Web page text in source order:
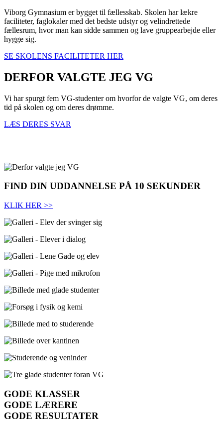
Viborg Gymnasium er bygget til fællesskab. Skolen har lækre
faciliteter, faglokaler med det bedste udstyr og velindrettede
fællesrum, hvor man kan sidde sammen og lave gruppearbejde eller
hygge sig.
SE SKOLENS FACILITETER HER
DERFOR VALGTE JEG VG
Vi har spurgt fem VG-studenter om hvorfor de valgte VG, om deres
tid på skolen og om deres drømme.
LÆS DERES SVAR
FIND DIN UDDANNELSE PÅ 10 SEKUNDER
KLIK HER >>
GODE KLASSER
GODE LÆRERE
GODE RESULTATER